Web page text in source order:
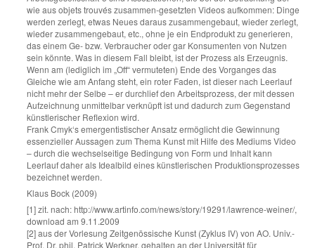
wie aus objets trouvés zusammen-gesetzten Videos aufkommen: Dinge
werden zerlegt, etwas Neues daraus zusammengebaut, wieder zerlegt,
wieder zusammengebaut, etc., ohne je ein Endprodukt zu generieren,
das einem Ge- bzw. Verbraucher oder gar Konsumenten von Nutzen
sein könnte. Was in diesem Fall bleibt, ist der Prozess als Erzeugnis.
Wenn am (lediglich im „Off“ vermuteten) Ende des Vorganges das
Gleiche wie am Anfang steht, ein roter Faden, ist dieser nach Leerlauf
nicht mehr der Selbe – er durchlief den Arbeitsprozess, der mit dessen
Aufzeichnung unmittelbar verknüpft ist und dadurch zum Gegenstand
künstlerischer Reflexion wird.
Frank Cmyk‘s emergentistischer Ansatz ermöglicht die Gewinnung
essenzieller Aussagen zum Thema Kunst mit Hilfe des Mediums Video
– durch die wechselseitige Bedingung von Form und Inhalt kann
Leerlauf daher als Idealbild eines künstlerischen Produktionsprozesses
bezeichnet werden.
Klaus Bock (2009)
[1] zit. nach: http://www.artinfo.com/news/story/19291/lawrence-weiner/,
download am 9.11.2009
[2] aus der Vorlesung Zeitgenössische Kunst (Zyklus IV) von AO. Univ.-
Prof. Dr. phil. Patrick Werkner, gehalten an der Universität für